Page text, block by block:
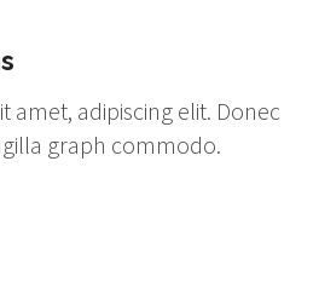
amet, adipiscing elit. Donec
graph commodo.